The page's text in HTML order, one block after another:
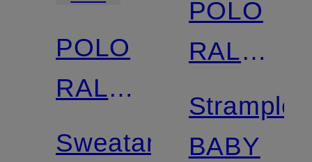
POLO
RALPH
LAUREN
Sweatanzug
POLO
RALPH
LAUREN
Strampler
BABY